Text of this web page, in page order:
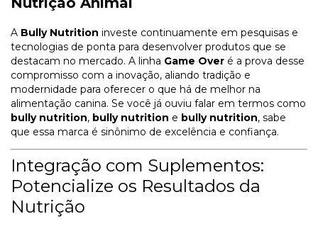
A Bully Nutrition investe continuamente em pesquisas e
tecnologias de ponta para desenvolver produtos que se
destacam no mercado. A linha Game Over é a prova desse
compromisso com a inovação, aliando tradição e
modernidade para oferecer o que há de melhor na
alimentação canina. Se você já ouviu falar em termos como
bully nutrition, bully nutrition e bully nutrition, sabe
que essa marca é sinônimo de excelência e confiança.
Integração com Suplementos:
Potencialize os Resultados da
Nutrição